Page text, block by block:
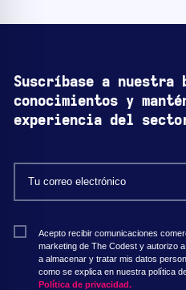
Suscríbase a nuestra
conocimientos y
experiencia del
Acepto recibir comunicaciones
marketing de The Codest y autorizo
a almacenar y tratar mis datos
como se explica en nuestra política
Política de privacidad.